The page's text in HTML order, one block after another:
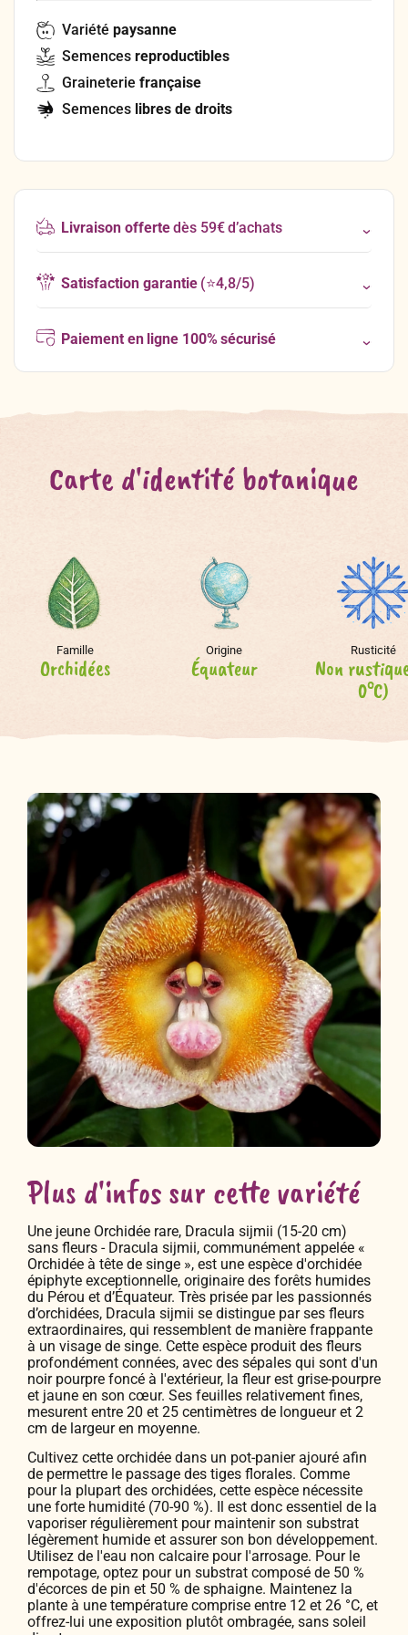
Variété paysanne
Semences reproductibles
Graineterie française
Semences libres de droits
Livraison offertedès 59€ d’achats
Satisfaction garantie(⭐4,8/5)
Paiement en ligne 100% sécurisé
Carte d'identité botanique
Famille
Orchidées
Origine
Équateur
Rusticité
Non
0°C)
Plus d'infos sur cette variété
Une jeune Orchidée rare, Dracula sijmii (15-20 cm)
sans fleurs - Dracula sijmii, communément appelée «
Orchidée à tête de singe », est une espèce d'orchidée
épiphyte exceptionnelle, originaire des forêts humides
du Pérou et d’Équateur. Très prisée par les passionnés
d’orchidées, Dracula sijmii se distingue par ses fleurs
extraordinaires, qui ressemblent de manière frappante
à un visage de singe. Cette espèce produit des fleurs
profondément connées, avec des sépales qui sont d'un
noir pourpre foncé à l'extérieur, la fleur est grise-pourpre
et jaune en son cœur. Ses feuilles relativement fines,
mesurent entre 20 et 25 centimètres de longueur et 2
cm de largeur en moyenne.
Cultivez cette orchidée dans un pot-panier ajouré afin
de permettre le passage des tiges florales. Comme
pour la plupart des orchidées, cette espèce nécessite
une forte humidité (70-90 %). Il est donc essentiel de la
vaporiser régulièrement pour maintenir son substrat
légèrement humide et assurer son bon développement.
Utilisez de l'eau non calcaire pour l'arrosage. Pour le
rempotage, optez pour un substrat composé de 50 %
d'écorces de pin et 50 % de sphaigne. Maintenez la
plante à une température comprise entre 12 et 26 °C, et
offrez-lui une exposition plutôt ombragée, sans soleil